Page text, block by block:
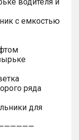
с емкостью
ряда
для